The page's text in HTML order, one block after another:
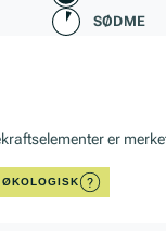
SØDME
er
ØKOLOGISK